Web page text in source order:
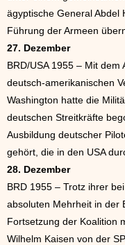
ägyptische General Abdel
Führung der Armeen
27. Dezember
BRD/USA 1955 – Mit
deutsch-amerikanischen
Washington hatte die
deutschen Streitkräfte
Ausbildung deutscher
gehört, die in den USA
28. Dezember
BRD 1955 – Trotz ihrer
absoluten Mehrheit in der
Fortsetzung der Koalition
Wilhelm Kaisen von der